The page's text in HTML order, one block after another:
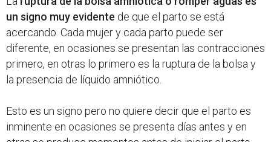
un signo muy evidente de que el parto se está
acercando. Cada mujer y cada parto puede ser
diferente, en ocasiones se presentan las contracciones
primero, en otras lo primero es la ruptura de la bolsa y
la presencia de líquido amniótico.
Esto es un signo pero no quiere decir que el parto es
inminente en ocasiones se presenta días antes y en